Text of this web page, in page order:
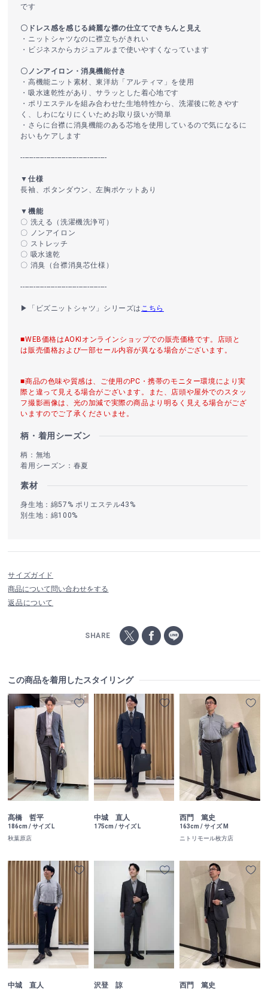
です
〇ドレス感を感じる綺麗な襟の仕立てできちんと見え
・ニットシャツなのに襟立ちがきれい
・ビジネスからカジュアルまで使いやすくなっています
〇ノンアイロン・消臭機能付き
・高機能ニット素材、東洋紡「アルティマ」を使用
・吸水速乾性があり、サラッとした着心地です
・ポリエステルを組み合わせた生地特性から、洗濯後に乾きやす
く、しわになりにくいためお取り扱いが簡単
・さらに台襟に消臭機能のある芯地を使用しているので気になるに
おいもケアします
----------------------------------------
▼仕様
長袖、ボタンダウン、左胸ポケットあり
▼機能
〇 洗える（洗濯機洗浄可）
〇 ノンアイロン
〇 ストレッチ
〇 吸水速乾
〇 消臭（台襟消臭芯仕様）
----------------------------------------
▶「ビズニットシャツ」シリーズは こちら
■WEB価格はAOKIオンラインショップでの販売価格です。店頭と
は販売価格および一部セール内容が異なる場合がございます。
■商品の色味や質感は、ご使用のPC・携帯のモニター環境により実
際と違って見える場合がございます。また、店頭や屋外でのスタッ
フ撮影画像は、光の加減で実際の商品より明るく見える場合がござ
いますのでご了承くださいませ。
柄・着用シーズン
柄：無地
着用シーズン：春夏
素材
身生地：綿57% ポリエステル43%
別生地：綿100%
サイズガイド
商品について問い合わせをする
返品について
SHARE
この商品を着用したスタイリング
髙橋 哲平
186cm / サイズ L
秋葉原店
中城 直人
175cm / サイズ L
西門 篤史
163cm / サイズ M
ニトリモール枚方店
中城 直人 沢登 諒 西門 篤史